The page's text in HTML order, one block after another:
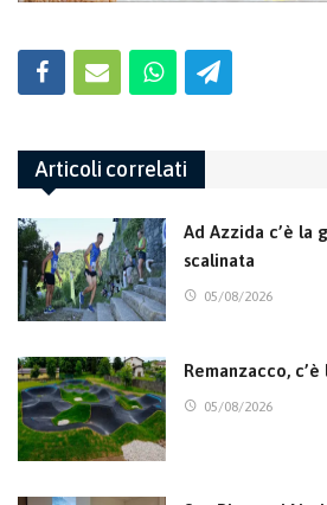
Articoli correlati
Ad Azzida c’è la
scalinata
05/08/2026
Remanzacco,
05/08/2026